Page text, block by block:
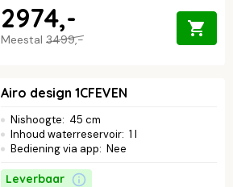
Meestal 3499,-
2974,-
Airo design 1CFEVEN
Nishoogte: 45 cm
Inhoud waterreservoir: 1 l
Bediening via app: Nee
Leverbaar